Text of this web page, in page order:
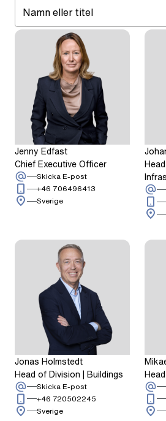
Jenny Edfast
Chief Executive Officer
Skicka E-post:
+46 706496413 Ring: + 4 6 7 0 6 4
Sverige
Jonas Holmstedt
Head of Division | Buildings
Skicka E-post:
Jonas Holmstedt
+46 720502245 Ring: + 4 6 7 2 0 5
Sverige